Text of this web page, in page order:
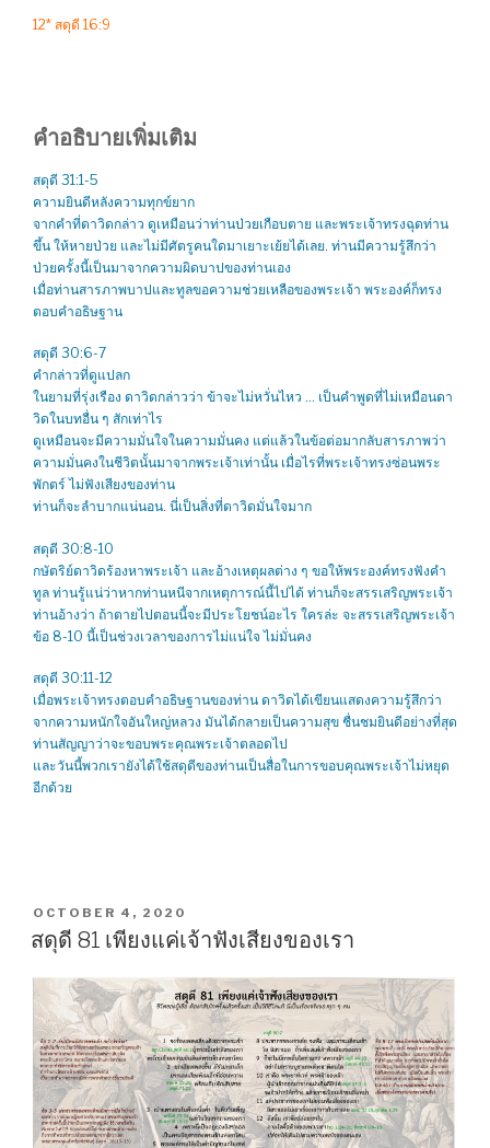
12* สดุดี 16:9
คำอธิบายเพิ่มเติม
สดุดี 31:1-5
ความยินดีหลังความทุกข์ยาก
จากคำที่ดาวิดกล่าว ดูเหมือนว่าท่านป่วยเกือบตาย และพระเจ้าทรงฉุดท่าน
ขึ้น ให้หายป่วย และไม่มีศัตรูคนใดมาเยาะเย้ยได้เลย. ท่านมีความรู้สึกว่า
ป่วยครั้งนี้เป็นมาจากความผิดบาปของท่านเอง
เมื่อท่านสารภาพบาปและทูลขอความช่วยเหลือของพระเจ้า พระองค์ก็ทรง
ตอบคำอธิษฐาน
สดุดี 30:6-7
คำกล่าวที่ดูแปลก
ในยามที่รุ่งเรือง ดาวิดกล่าวว่า ข้าจะไม่หวั่นไหว … เป็นคำพูดที่ไม่เหมือนดา
วิดในบทอื่น ๆ สักเท่าไร
ดูเหมือนจะมีความมั่นใจในความมั่นคง แต่แล้วในข้อต่อมากลับสารภาพว่า
ความมั่นคงในชีวิตนั้นมาจากพระเจ้าเท่านั้น เมื่อไรที่พระเจ้าทรงซ่อนพระ
พักตร์ ไม่ฟังเสียงของท่าน
ท่านก็จะลำบากแน่นอน. นี่เป็นสิ่งที่ดาวิดมั่นใจมาก
สดุดี 30:8-10
กษัตริย์ดาวิดร้องหาพระเจ้า และอ้างเหตุผลต่าง ๆ ขอให้พระองค์ทรงฟังคำ
ทูล ท่านรู้แน่ว่าหากท่านหนีจากเหตุการณ์นี้ไปได้ ท่านก็จะสรรเสริญพระเจ้า
ท่านอ้างว่า ถ้าตายไปตอนนี้จะมีประโยชน์อะไร ใครล่ะ จะสรรเสริญพระเจ้า
ข้อ 8-10 นี้เป็นช่วงเวลาของการไม่แน่ใจ ไม่มั่นคง
สดุดี 30:11-12
เมื่อพระเจ้าทรงตอบคำอธิษฐานของท่าน ดาวิดได้เขียนแสดงความรู้สึกว่า
จากความหนักใจอันใหญ่หลวง มันได้กลายเป็นความสุข ชื่นชมยินดีอย่างที่สุด
ท่านสัญญาว่าจะขอบพระคุณพระเจ้าตลอดไป
และวันนี้พวกเรายังได้ใช้สดุดีของท่านเป็นสื่อในการขอบคุณพระเจ้าไม่หยุด
อีกด้วย
POSTED
ON
OCTOBER 4, 2020
สดุดี 81 เพียงแค่เจ้าฟังเสียงของเรา